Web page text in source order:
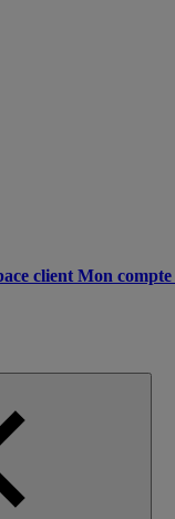
client Mon compte